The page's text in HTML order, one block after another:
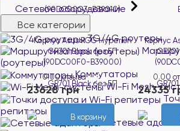
Сетевое оборудование
Все категории
3G/4G роутеры
(роутеры)
Коммутаторы
Wi-Fi Mesh-
репитеры
Сетевые
Корпус Asus ROG Hyperion
GR701 Black без БП
(90DC00F0-B39000)
0.00 отзыва В наличии
23628 грн
В корзину
Корпус
0.00
24335